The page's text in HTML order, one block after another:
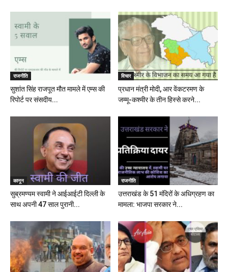
राजनीति
सुशांत सिंह राजपूत मौत मामले में एम्स की
रिपोर्ट पर संसदीय...
विचार
प्रधान मंत्री मोदी, आर वेंकटरमण के
जम्मू-कश्मीर के तीन हिस्से करने...
कानून
सुब्रमण्यम स्वामी ने आईआईटी दिल्ली के
साथ अपनी 47 साल पुरानी...
राजनीति
उत्तराखंड के 51 मंदिरों के अधिग्रहण का
मामला: भाजपा सरकार ने...